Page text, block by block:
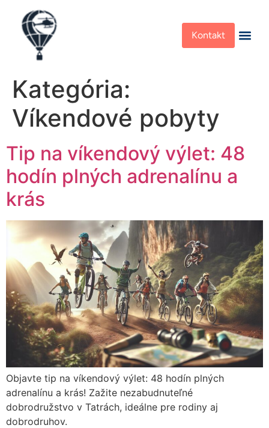
Kontakt
Kategória:
Víkendové pobyty
Tip na víkendový výlet: 48
hodín plných adrenalínu a
krás
Objavte tip na víkendový výlet: 48 hodín plných
adrenalínu a krás! Zažite nezabudnuteľné
dobrodružstvo v Tatrách, ideálne pre rodiny aj
dobrodruhov.